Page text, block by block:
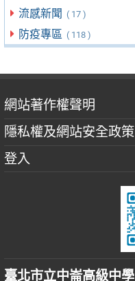
流感新聞 ( 17 )
防疫專區 ( 118 )
網站著作權聲明
隱私權及網站安全政策
登入
臺北市立中崙高級中學